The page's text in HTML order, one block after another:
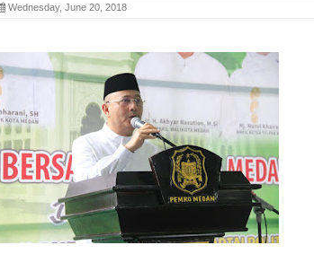
Wednesday, June 20, 2018